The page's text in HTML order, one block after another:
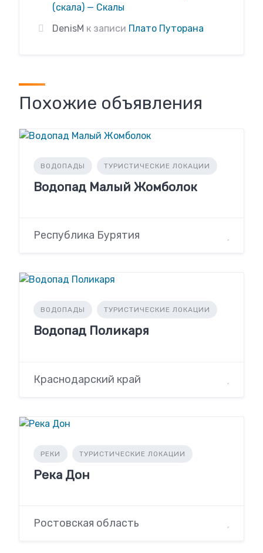
(скала) — Скалы
DenisM к записи Плато Путорана
Похожие объявления
ВОДОПАДЫ ТУРИСТИЧЕСКИЕ ЛОКАЦИИ
Водопад Малый Жомболок
Республика Бурятия
ВОДОПАДЫ ТУРИСТИЧЕСКИЕ ЛОКАЦИИ
Водопад Поликаря
Краснодарский край
РЕКИ ТУРИСТИЧЕСКИЕ ЛОКАЦИИ
Река Дон
Ростовская область